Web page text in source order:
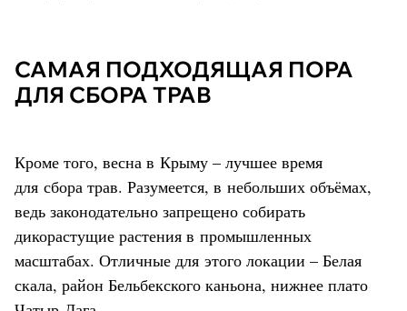
САМАЯ ПОДХОДЯЩАЯ ПОРА
ДЛЯ СБОРА ТРАВ
Кроме того, весна в Крыму – лучшее время
для сбора трав. Разумеется, в небольших объёмах,
ведь законодательно запрещено собирать
дикорастущие растения в промышленных
масштабах. Отличные для этого локации – Белая
скала, район Бельбекского каньона, нижнее плато